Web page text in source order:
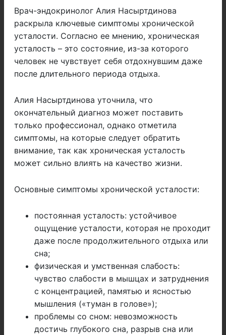
Врач-эндокринолог Алия Насыртдинова
раскрыла ключевые симптомы хронической
усталости. Согласно ее мнению, хроническая
усталость – это состояние, из-за которого
человек не чувствует себя отдохнувшим даже
после длительного периода отдыха.
Алия Насыртдинова уточнила, что
окончательный диагноз может поставить
только профессионал, однако отметила
симптомы, на которые следует обратить
внимание, так как хроническая усталость
может сильно влиять на качество жизни.
Основные симптомы хронической усталости:
постоянная усталость: устойчивое
ощущение усталости, которая не проходит
даже после продолжительного отдыха или
сна;
физическая и умственная слабость:
чувство слабости в мышцах и затруднения
с концентрацией, памятью и ясностью
мышления («туман в голове»);
проблемы со сном: невозможность
достичь глубокого сна, разрыв сна или